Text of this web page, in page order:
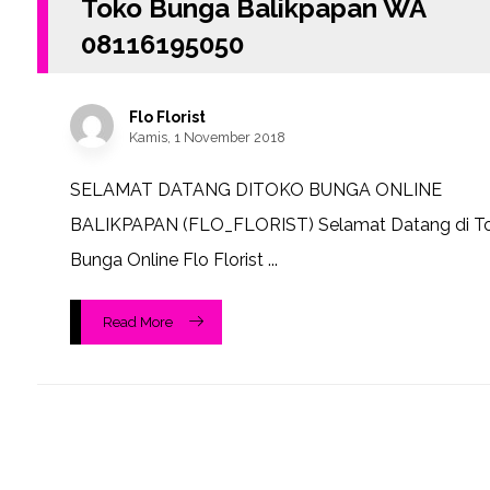
Toko Bunga Balikpapan WA
08116195050
Flo Florist
Kamis, 1 November 2018
SELAMAT DATANG DITOKO BUNGA ONLINE
BALIKPAPAN (FLO_FLORIST) Selamat Datang di
Bunga Online Flo Florist ...
Read More